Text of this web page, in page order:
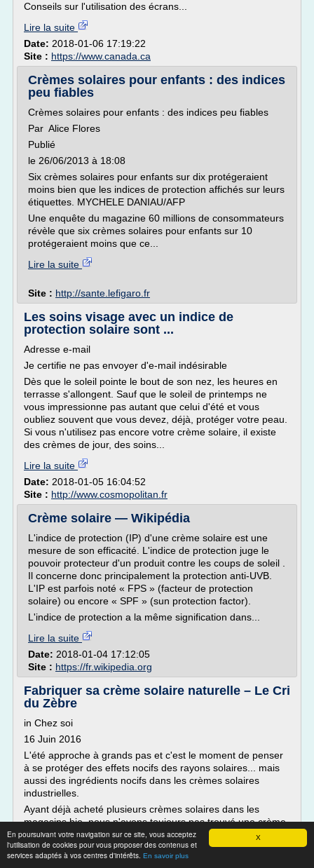
X
En poursuivant votre navigation sur ce site, vous acceptez
l'utilisation de cookies pour vous proposer des contenus et
services adaptés à vos centres d'intérêts. En savoir plus
Conseils sur l'utilisation des écrans...
Lire la suite
Date: 2018-01-06 17:19:22
Site : https://www.canada.ca
Crèmes solaires pour enfants : des indices
peu fiables
Crèmes solaires pour enfants : des indices peu fiables
Par Alice Flores
Publié
le 26/06/2013 à 18:08
Six crèmes solaires pour enfants sur dix protégeraient
moins bien que les indices de protection affichés sur leurs
étiquettes. MYCHELE DANIAU/AFP
Une enquête du magazine 60 millions de consommateurs
révèle que six crèmes solaires pour enfants sur 10
protégeraient moins que ce...
Lire la suite
Site : http://sante.lefigaro.fr
Les soins visage avec un indice de
protection solaire sont ...
Adresse e-mail
Je certifie ne pas envoyer d'e-mail indésirable
Dès que le soleil pointe le bout de son nez, les heures en
terrasse s'allongent. Sauf que le soleil de printemps ne
vous impressionne pas autant que celui d'été et vous
oubliez souvent que vous devez, déjà, protéger votre peau.
Si vous n'utilisez pas encore votre crème solaire, il existe
des crèmes de jour, des soins...
Lire la suite
Date: 2018-01-05 16:04:52
Site : http://www.cosmopolitan.fr
Crème solaire — Wikipédia
L'indice de protection (IP) d'une crème solaire est une
mesure de son efficacité. L'indice de protection juge le
pouvoir protecteur d'un produit contre les coups de soleil .
Il concerne donc principalement la protection anti-UVB.
L'IP est parfois noté « FPS » (facteur de protection
solaire) ou encore « SPF » (sun protection factor).
L'indice de protection a la même signification dans...
Lire la suite
Date: 2018-01-04 17:12:05
Site : https://fr.wikipedia.org
Fabriquer sa crème solaire naturelle – Le Cri
du Zèbre
in Chez soi
16 Juin 2016
L'été approche à grands pas et c'est le moment de penser
à se protéger des effets nocifs des rayons solaires... mais
aussi des ingrédients nocifs dans les crèmes solaires
industrielles.
Ayant déjà acheté plusieurs crèmes solaires dans les
magasins bio, nous n'avons toujours pas trouvé une crème
totalement naturelle avec une texture agréable, sans
laisser...